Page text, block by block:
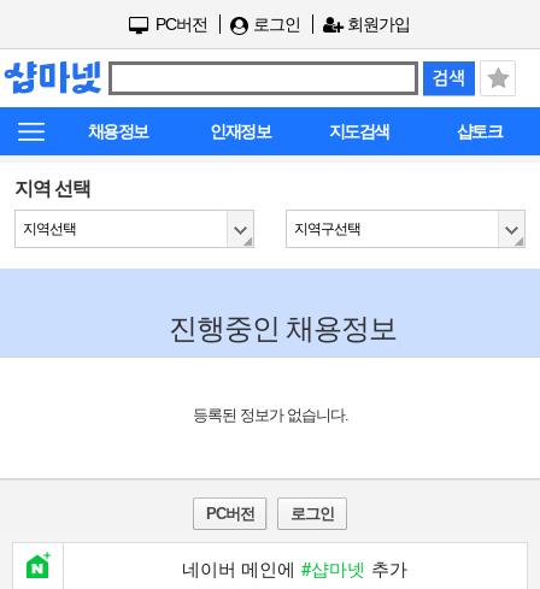
PC버전 로그인 회원가입
채용정보 인재정보 지도검색 샵토크
지역 선택
지역선택 지역구선택
진행중인 채용정보
등록된 정보가 없습니다.
PC버전 로그인
네이버 메인에 #샵마넷 추가